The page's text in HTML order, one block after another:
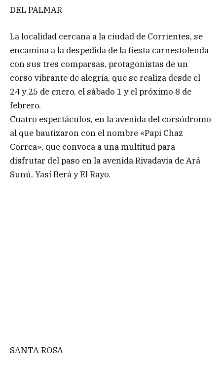
DEL PALMAR
La localidad cercana a la ciudad de Corrientes, se
encamina a la despedida de la fiesta carnestolenda
con sus tres comparsas, protagonistas de un
corso vibrante de alegría, que se realiza desde el
24 y 25 de enero, el sábado 1 y el próximo 8 de
febrero.
Cuatro espectáculos, en la avenida del corsódromo
al que bautizaron con el nombre «Papi Chaz
Correa», que convoca a una multitud para
disfrutar del paso en la avenida Rivadavia de Ará
Sunú, Yasí Berá y El Rayo.
SANTA ROSA